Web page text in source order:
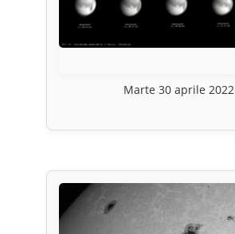
Marte 30 aprile 2022